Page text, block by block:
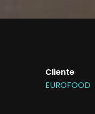
Cliente
EUROFOOD